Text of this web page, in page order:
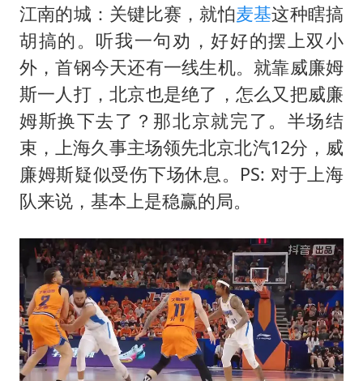
江南的城：关键比赛，就怕麦基这种瞎搞
胡搞的。听我一句劝，好好的摆上双小
外，首钢今天还有一线生机。就靠威廉姆
斯一人打，北京也是绝了，怎么又把威廉
姆斯换下去了？那北京就完了。半场结
束，上海久事主场领先北京北汽12分，威
廉姆斯疑似受伤下场休息。PS: 对于上海
队来说，基本上是稳赢的局。